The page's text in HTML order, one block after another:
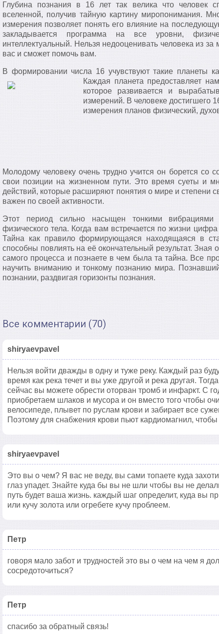
Глубина познания в 16 лет так велика что человек
вселенной, получив тайную картину миропонимания.
измерения позволяет понять его влияние на
закладывается программа на все уровни,
интеллектуальный. Нельзя недооценивать человека из
вас и сможет помочь вам.
В формировании числа 16 учувствуют такие планеты
Каждая планета предоставляет
которое развивается и
измерений. В человеке достигшего
измерения планов физический,
Молодому человеку очень трудно учится он борется со
свои позиции на жизненном пути. Это время суеты и
действий, которые расширяют понятия о мире и степени
важен по своей активности.
Этот период сильно насыщен тонкими
физического тела. Когда вам встречается по жизни
Тайна как правило формирующаяся находящаяся в
способны повлиять на её окончательный результат. Зная
самого процесса и познаете в чем была та тайна. Все
научить вниманию и тонкому познанию мира.
познании, раздвигая горизонты познания.
Все комментарии (70)
shiryaevpavel
Нельзя войти дважды в одну и туже реку. Каждый раз
время как река течет и вы уже другой и река другая.
сейчас вы можете обрести оторван тромб и инфаркт. С
приобретаем шлаков и мусора и он вместо того чтобы
велосипеде, плывет по руслам крови и забирает все
Поэтому для снабжения крови пьют кардиомагнил,
shiryaevpavel
Это вы о чем? Я вас не веду, вы сами топаете куда
глаз упадет. Знайте куда бы вы не шли чтобы вы не
путь будет ваша жизнь. каждый шаг определит, куда вы
или кучу золота или огребете кучу проблеем.
Петр
говоря мало забот и трудностей это вы о чем на чем я
сосредоточиться?
Петр
спасибо за обратный связь!